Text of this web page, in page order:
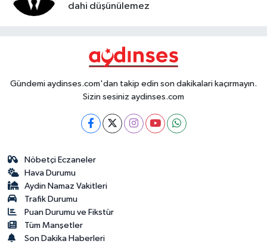
dahi düşünülemez
Gündemi aydinses.com'dan takip edin son dakikalari kaçırmayın.
Sizin sesiniz aydinses.com
Nöbetçi Eczaneler
Hava Durumu
Aydin Namaz Vakitleri
Trafik Durumu
Puan Durumu ve Fikstür
Tüm Manşetler
Son Dakika Haberleri